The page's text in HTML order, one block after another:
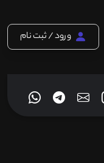
ورود / ثبت نام